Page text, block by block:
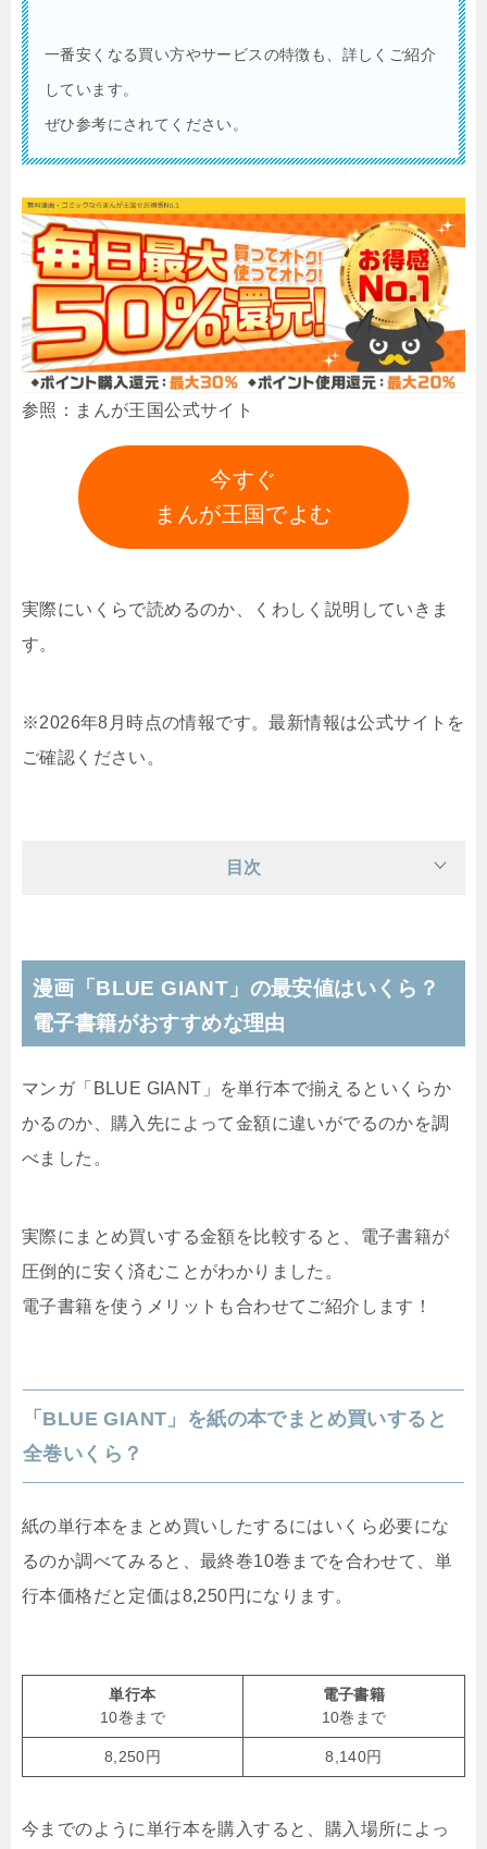
一番安くなる買い方やサービスの特徴も、詳しくご紹介
しています。
ぜひ参考にされてください。
参照：まんが王国公式サイト
今すぐ
まんが王国でよむ
実際にいくらで読めるのか、くわしく説明していきま
す。
※2026年8月時点の情報です。最新情報は公式サイトを
ご確認ください。
目次
漫画「BLUE GIANT」の最安値はいくら？
電子書籍がおすすめな理由
マンガ「BLUE GIANT」を単行本で揃えるといくらか
かるのか、購入先によって金額に違いがでるのかを調
べました。
実際にまとめ買いする金額を比較すると、電子書籍が
圧倒的に安く済むことがわかりました。
電子書籍を使うメリットも合わせてご紹介します！
「BLUE GIANT」を紙の本でまとめ買いすると
全巻いくら？
紙の単行本をまとめ買いしたするにはいくら必要にな
るのか調べてみると、最終巻10巻までを合わせて、単
行本価格だと定価は8,250円になります。
単行本
10巻まで
電子書籍
10巻まで
8,250円 8,140円
今までのように単行本を購入すると、購入場所によっ